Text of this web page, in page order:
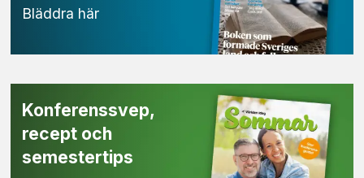
Bläddra här
Konferenssvep,
recept och
semestertips